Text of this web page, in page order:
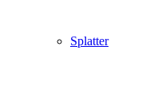
Splatter